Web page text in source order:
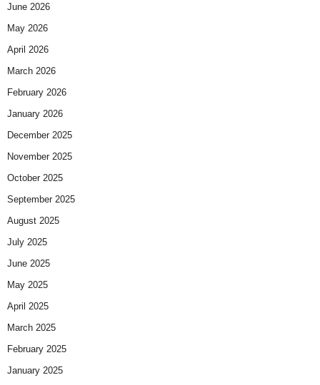
June 2026
May 2026
April 2026
March 2026
February 2026
January 2026
December 2025
November 2025
October 2025
September 2025
August 2025
July 2025
June 2025
May 2025
April 2025
March 2025
February 2025
January 2025